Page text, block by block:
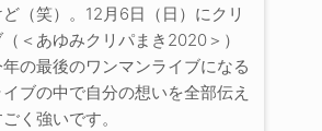
（笑）。12月6日（日）にクリ
＜あゆみクリパまき2020＞）
の最後のワンマンライブになる
ブの中で自分の想いを全部伝え
く強いです。